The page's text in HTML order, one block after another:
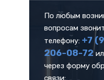
По любым
вопросам
телефону: +7
206-08-72
через форму
связи: